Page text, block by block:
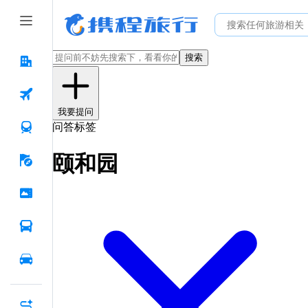
搜索
我要提问
问答标签
颐和园